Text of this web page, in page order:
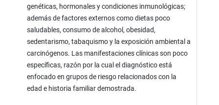
genéticas, hormonales y condiciones inmunológicas;
además de factores externos como dietas poco
saludables, consumo de alcohol, obesidad,
sedentarismo, tabaquismo y la exposición ambiental a
carcinógenos. Las manifestaciones clínicas son poco
específicas, razón por la cual el diagnóstico está
enfocado en grupos de riesgo relacionados con la
edad e historia familiar demostrada.